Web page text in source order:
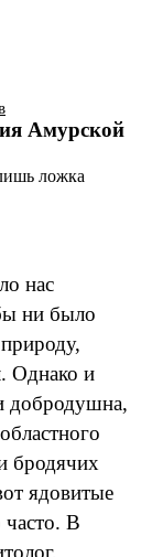
Амурской
ложка
нас
ни было
Однако и
добродушна,
бродячих
ядовитые
часто. В